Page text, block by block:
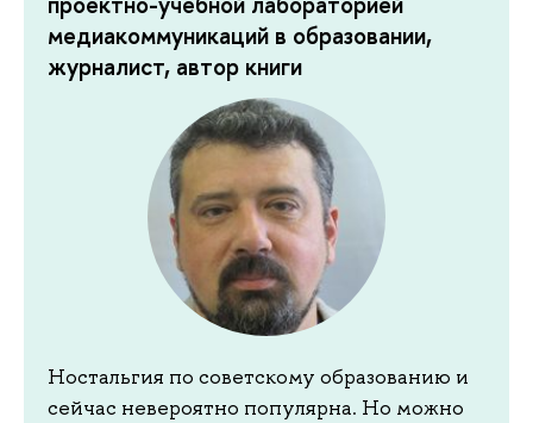
медиакоммуникаций в образовании,
журналист, автор книги
Ностальгия по советскому образованию и
сейчас невероятно популярна. Но можно